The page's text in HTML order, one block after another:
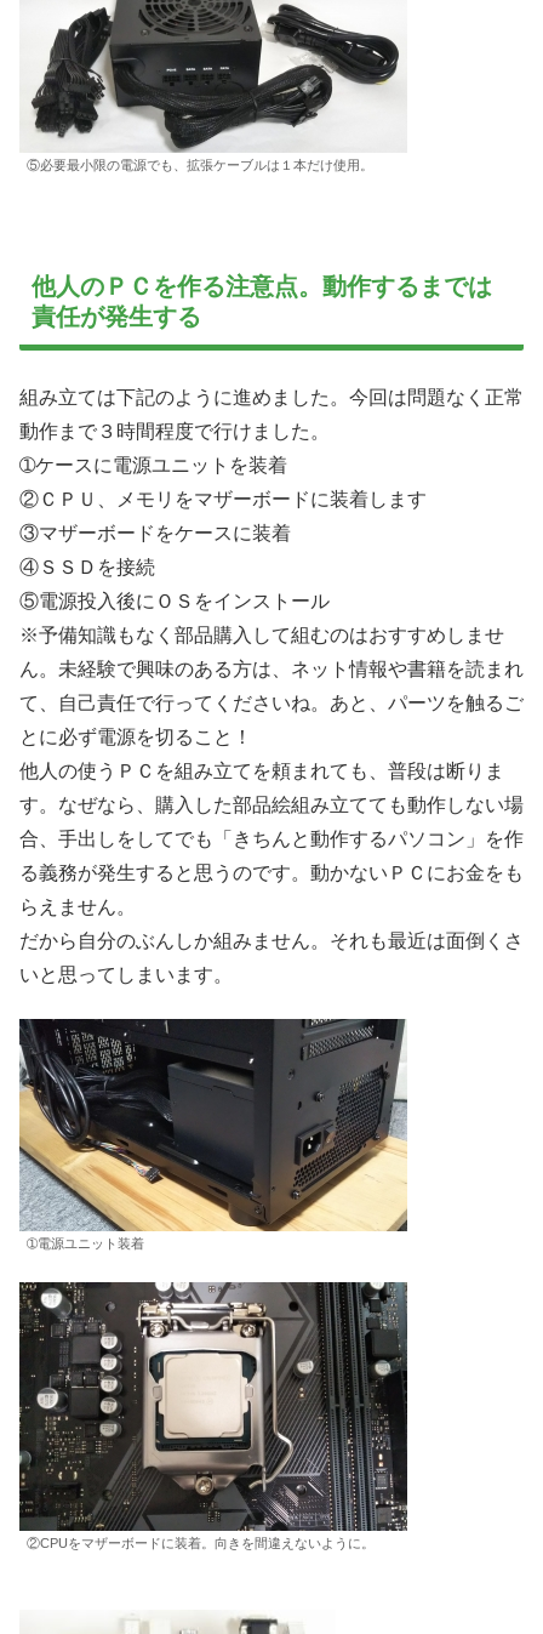
⑤必要最小限の電源でも、拡張ケーブルは１本だけ使用。
他人のＰＣを作る注意点。動作するまでは
責任が発生する
組み立ては下記のように進めました。今回は問題なく正常
動作まで３時間程度で行けました。
➀ケースに電源ユニットを装着
②ＣＰＵ、メモリをマザーボードに装着します
③マザーボードをケースに装着
④ＳＳＤを接続
⑤電源投入後にＯＳをインストール
※予備知識もなく部品購入して組むのはおすすめしませ
ん。未経験で興味のある方は、ネット情報や書籍を読まれ
て、自己責任で行ってくださいね。あと、パーツを触るご
とに必ず電源を切ること！
他人の使うＰＣを組み立てを頼まれても、普段は断りま
す。なぜなら、購入した部品絵組み立てても動作しない場
合、手出しをしてでも「きちんと動作するパソコン」を作
る義務が発生すると思うのです。動かないＰＣにお金をも
らえません。
だから自分のぶんしか組みません。それも最近は面倒くさ
いと思ってしまいます。
➀電源ユニット装着
②CPUをマザーボードに装着。向きを間違えないように。